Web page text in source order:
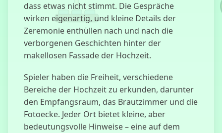
Dude Theft
Kuzbass-
Horror
dass etwas nicht stimmt. Die Gespräche
wirken eigenartig, und kleine Details der
Zeremonie enthüllen nach und nach die
verborgenen Geschichten hinter der
makellosen Fassade der Hochzeit.
Spieler haben die Freiheit, verschiedene
Bereiche der Hochzeit zu erkunden, darunter
den Empfangsraum, das Brautzimmer und die
Fotoecke. Jeder Ort bietet kleine, aber
bedeutungsvolle Hinweise – eine auf dem